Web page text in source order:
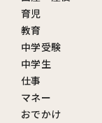
育児
教育
中学受験
中学生
仕事
マネー
おでかけ